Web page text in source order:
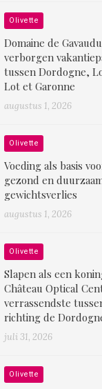
Olivette
Domaine de
verborgen
tussen Dordogne,
Lot et Garonne
augustus 1, 2026
Olivette
Voeding als basis
gezond en
gewichtsverlies
augustus 1, 2026
Olivette
Slapen als een
Château Optical
verrassendste
richting de
juli 31, 2026
Olivette